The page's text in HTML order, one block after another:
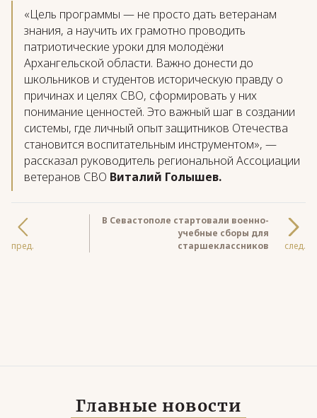
«Цель программы — не просто дать ветеранам
знания, а научить их грамотно проводить
патриотические уроки для молодёжи
Архангельской области. Важно донести до
школьников и студентов историческую правду о
причинах и целях СВО, сформировать у них
понимание ценностей. Это важный шаг в создании
системы, где личный опыт защитников Отечества
становится воспитательным инструментом», —
рассказал руководитель региональной Ассоциации
ветеранов СВО Виталий Голышев.
пред.
В Севастополе стартовали военно-
учебные сборы для
старшеклассников
след.
Главные новости